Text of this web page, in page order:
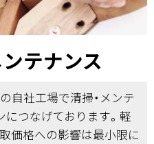
テナンス
自社工場で清掃・メンテ
につなげております。軽
価格への影響は最小限に